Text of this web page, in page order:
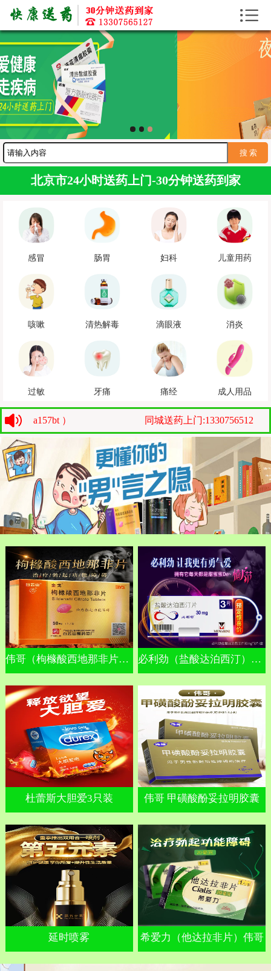
送药资讯
护工服务

北京市24小时送药上门-30分钟送药到家
感冒 肠胃 妇科 儿童用药
咳嗽 清热解毒 滴眼液 消炎
过敏 牙痛 痛经 成人用品
a157bt ） 同城送药上门:13307565127（微信：
伟哥（枸橼酸西地那非片）金戈 必利劲（盐酸达泊西汀）早泄
杜蕾斯大胆爱3只装 伟哥 甲磺酸酚妥拉明胶囊
延时喷雾 希爱力（他达拉非片）伟哥